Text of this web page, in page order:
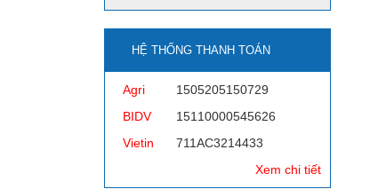
HỆ THỐNG THANH TOÁN
Agri
1505205150729
BIDV
15110000545626
Vietin
711AC3214433
Xem chi tiết